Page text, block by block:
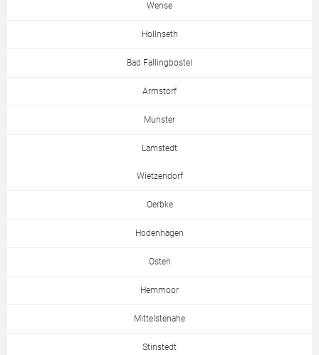
Wense
Hollnseth
Bad Fallingbostel
Armstorf
Munster
Lamstedt
Wietzendorf
Oerbke
Hodenhagen
Osten
Hemmoor
Mittelstenahe
Stinstedt